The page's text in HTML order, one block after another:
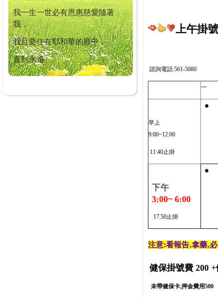
我一生一世必有恩惠慈愛隨著
我，
我且要住在耶和華的殿中，
直到永遠。
上午掛
諮詢電話:561-5080
一
早上
9:00~12:00
11:40止掛
●
下午
3:00~ 6:00
17:50止掛
●
注意:看報告‚拿藥‚
健保掛號費 200 +
未帶健保卡,押金費用500